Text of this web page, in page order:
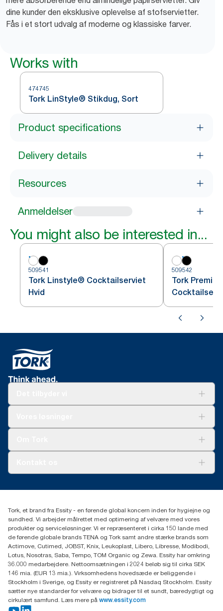
dine kunder den eksklusive oplevelse af stofservietter.
Fås i et stort udvalg af moderne og klassiske farver.
Works with
474745
Tork LinStyle® Stikdug, Sort
Product specifications
Delivery details
Resources
Anmeldelser
You might also be interested in...
509541
Tork Linstyle® Cocktailserviet
Hvid
509542
Tork
Smiley-rapport
(+45) 48 16 82 44
Professional Hygiene
Gydevang 33
DK-3450 Allerød
Tork, et brand fra Essity - en førende global koncern inden for hygiejne og
sundhed. Vi arbejder målrettet med optimering af velvære med vores
produkter og serviceløsninger. Vi er repræsenteret i cirka 150 lande med
de førende globale brands TENA og Tork samt andre stærke brands som
Actimove, Cutimed, JOBST, Knix, Leukoplast, Libero, Libresse, Modibodi,
Lotus, Nosotras, Saba, Tempo, TOM Organic og Zewa. Essity har omkring
36.000 medarbejdere. Nettoomsætningen i 2024 beløb sig til cirka SEK
146 mia. (EUR 13 mia.). Virksomhedens hovedsæde er beliggende i
Stockholm i Sverige, og Essity er registreret på Nasdaq Stockholm. Essity
sætter nye standarder for velvære og bidrager til et sundt, bæredygtigt og
cirkulært samfund. Læs mere på www.essity.com